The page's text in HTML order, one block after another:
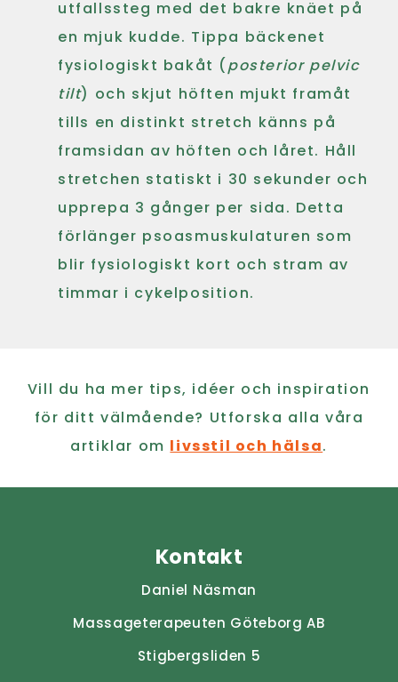
utfallssteg med det bakre knäet på
en mjuk kudde. Tippa bäckenet
fysiologiskt bakåt (posterior pelvic
tilt) och skjut höften mjukt framåt
tills en distinkt stretch känns på
framsidan av höften och låret. Håll
stretchen statiskt i 30 sekunder och
upprepa 3 gånger per sida. Detta
förlänger psoasmuskulaturen som
blir fysiologiskt kort och stram av
timmar i cykelposition.
Vill du ha mer tips, idéer och inspiration
för ditt välmående? Utforska alla våra
artiklar om livsstil och hälsa.
Kontakt
Daniel Näsman
Massageterapeuten Göteborg AB
Stigbergsliden 5